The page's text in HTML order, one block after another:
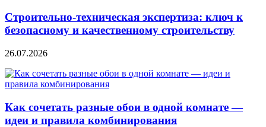
Строительно‑техническая экспертиза: ключ к
безопасному и качественному строительству
26.07.2026
Как сочетать разные обои в одной комнате —
идеи и правила комбинирования